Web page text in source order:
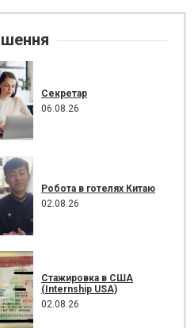
Секретар
06.08.26
Робота в готелях Китаю
02.08.26
Стажировка в США
(Internship USA)
02.08.26